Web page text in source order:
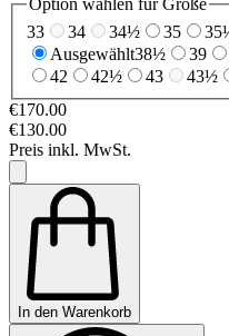
33
34 34½ 35
Ausgewählt38½ 39
42
42½ 43 43½
€170.00
€130.00
Preis inkl. MwSt.
In den Warenkorb